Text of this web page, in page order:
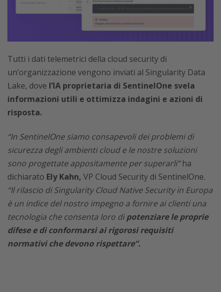
Tutti i dati telemetrici della cloud security di
un’organizzazione vengono inviati al Singularity Data
Lake, dove l’IA proprietaria di SentinelOne svela
informazioni utili e ottimizza indagini e azioni di
risposta.
“In SentinelOne siamo consapevoli dei problemi di
sicurezza degli ambienti cloud e le nostre soluzioni
sono progettate appositamente per superarli”ha
dichiarato Ely Kahn, VP Cloud Security di SentinelOne.
“Il rilascio di Singularity Cloud Native Security in Europa
è un indice del nostro impegno a fornire ai clienti una
tecnologia che consenta loro dipotenziare le proprie
difese e di conformarsi ai rigorosi requisiti
normativi che devono rispettare”.